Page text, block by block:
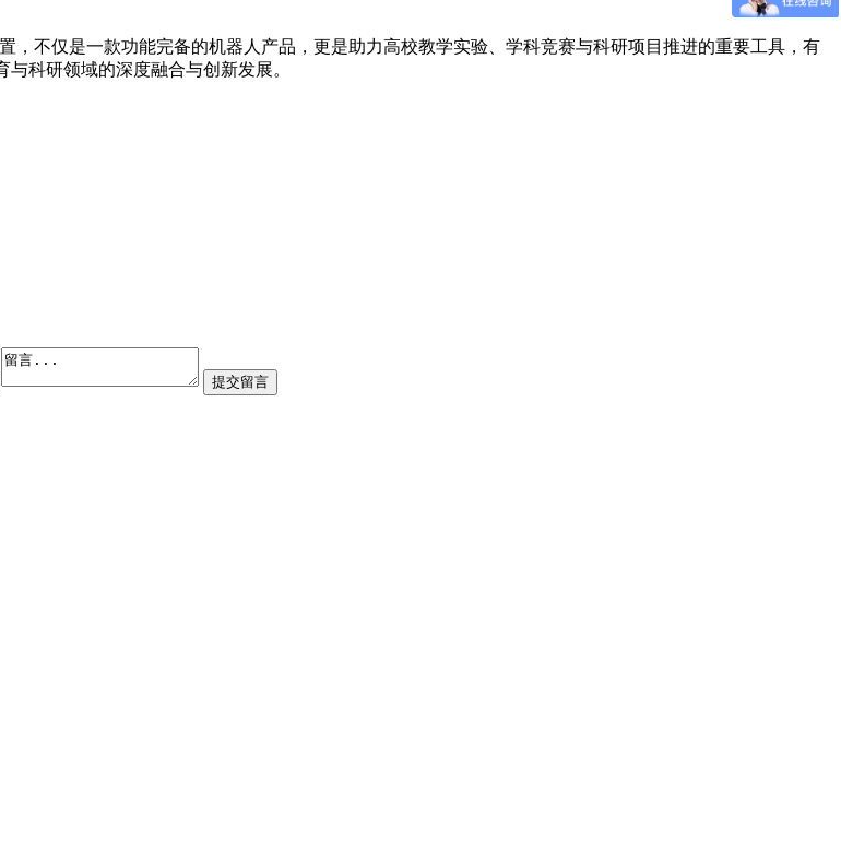
，不仅是一款功能完备的机器人产品，更是助力高校教学实验、学科竞赛与科研项目推进的重要工具，有
科研领域的深度融合与创新发展。